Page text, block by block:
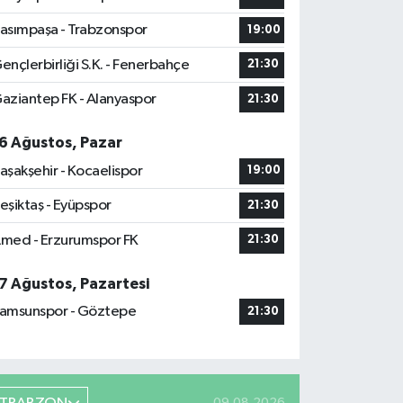
- Trabzonspor 19:00
S.K. - Fenerbahçe 21:30
FK - Alanyaspor 21:30
Ağustos, Pazar
- Kocaelispor
19:00
- Eyüpspor 21:30
- Erzurumspor FK 21:30
Ağustos, Pazartesi
- Göztepe
21:30